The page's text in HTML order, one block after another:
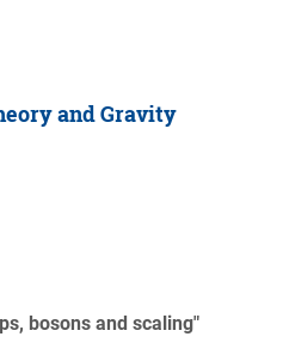
and Gravity
bosons and scaling"